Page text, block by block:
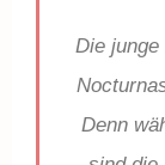
Die junge
Denn